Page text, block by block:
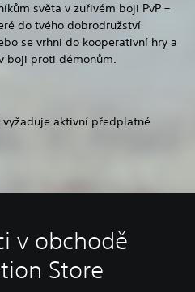
světa v zuřivém boji PvP –
do tvého dobrodružství
se vrhni do kooperativní hry a
boji proti démonům.
vyžaduje aktivní předplatné
v obchodě
Store